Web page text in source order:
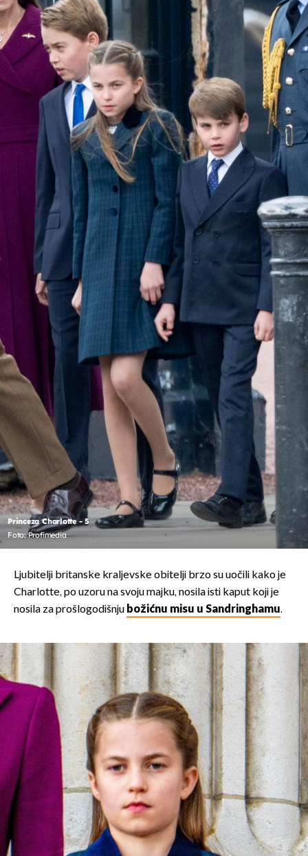
Princeza Charlotte - 5
Foto: Profimedia
Ljubitelji britanske kraljevske obitelji brzo su uočili kako je
Charlotte, po uzoru na svoju majku, nosila isti kaput koji je
nosila za prošlogodišnju božićnu misu u Sandringhamu.